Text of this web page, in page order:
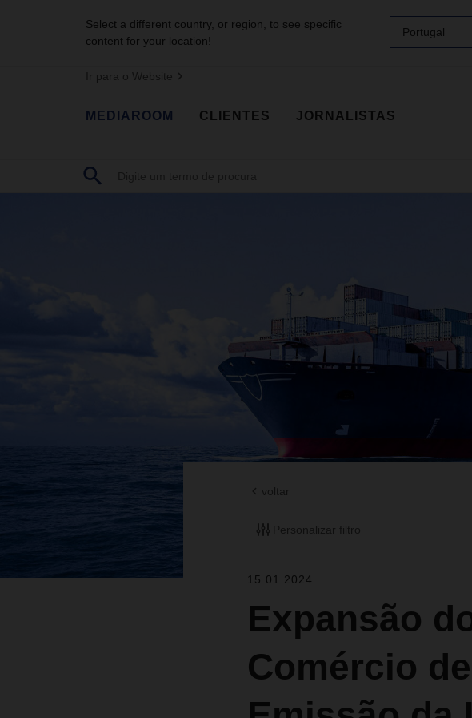
Select a different country, or region, to see specific
content for your location!
Portugal
Ir para o Website
MEDIAROOM CLIENTES JORNALISTAS
voltar
Personalizar filtro
15.01.2024
Expansão
Comércio